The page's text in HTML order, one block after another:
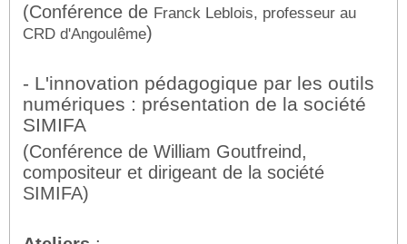
(Conférence de Franck Leblois, professeur au
CRD d'Angoulême)
- L'innovation pédagogique par les outils
numériques : présentation de la société
SIMIFA
(Conférence de William Goutfreind,
compositeur et dirigeant de la société
SIMIFA)